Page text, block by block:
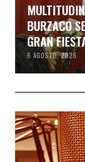
BURZACO
GRAN
6 AGOSTO, 2026